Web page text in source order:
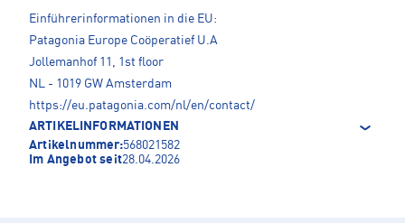
Einführerinformationen in die EU:
Patagonia Europe Coöperatief U.A
Jollemanhof 11, 1st floor
NL - 1019 GW Amsterdam
https://eu.patagonia.com/nl/en/contact/
ARTIKELINFORMATIONEN
Artikelnummer:568021582
Im Angebot seit28.04.2026